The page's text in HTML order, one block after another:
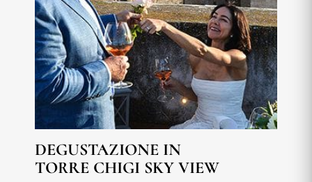
DEGUSTAZIONE IN
TORRE CHIGI SKY VIEW